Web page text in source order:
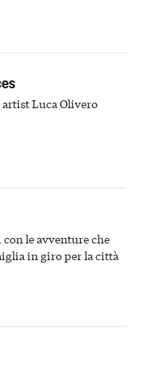
Luca Olivero
le avventure che
in giro per la città